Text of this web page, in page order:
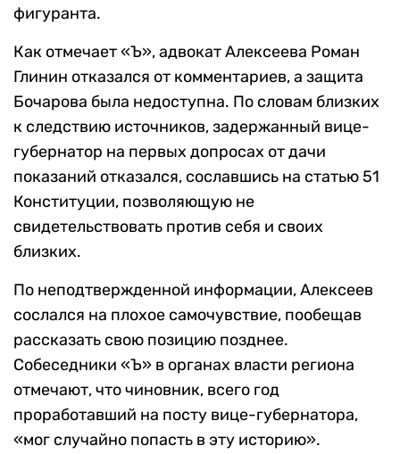
фигуранта.
Как отмечает «Ъ», адвокат Алексеева Роман
Глинин отказался от комментариев, а защита
Бочарова была недоступна. По словам близких
к следствию источников, задержанный вице-
губернатор на первых допросах от дачи
показаний отказался, сославшись на статью 51
Конституции, позволяющую не
свидетельствовать против себя и своих
близких.
По неподтвержденной информации, Алексеев
сослался на плохое самочувствие, пообещав
рассказать свою позицию позднее.
Собеседники «Ъ» в органах власти региона
отмечают, что чиновник, всего год
проработавший на посту вице-губернатора,
«мог случайно попасть в эту историю».